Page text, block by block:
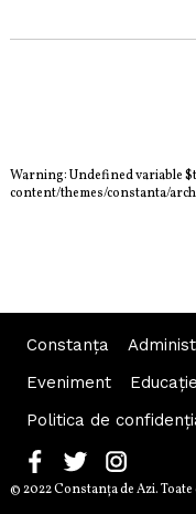
Warning: Undefined variable
content/themes/constanta/
Constanța
Eveniment
Educaţie
Politica de
© 2022 Constanţa de Azi.